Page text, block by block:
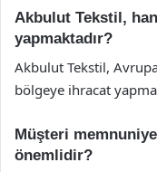
Akbulut Tekstil,
yapmaktadır?
Akbulut Tekstil,
bölgeye ihracat
Müşteri
önemlidir?